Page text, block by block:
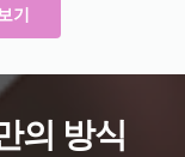
기
의 방식